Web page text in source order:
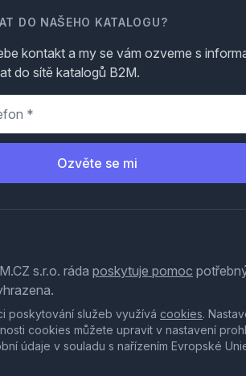
DO NAŠEHO KATALOGU?
kontakt a my se vám ozveme s
do sítě katalogů B2M.
Ozvěte se mi
s.r.o. ráda poskytuje pomoc
poskytování služeb využívá cookies.
cookies můžete upravit v nastavení
údaje v souladu s nařízením Evropské